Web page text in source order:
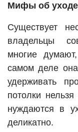
Мифы об уходе
Существует
владельцы
многие
самом деле
удерживать
потолки
нуждаются в
деликатно.